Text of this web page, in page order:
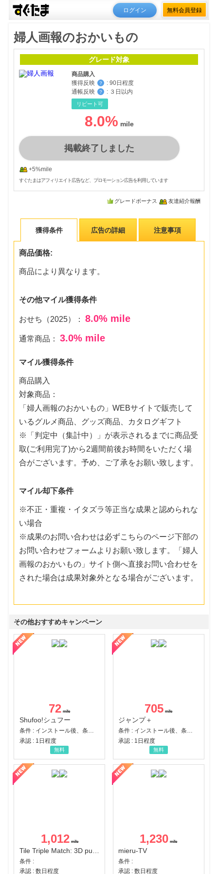
ログイン 無料会員登録
婦人画報のおかいもの
グレード対象
商品購入
獲得反映
？ : 90日程度
通帳反映
？ : ３日以内
リピート可
8.0%
掲載終了しました
+5%mile
すぐたまはアフィリエイト広告など、プロモーション広告を利用しています
グレードボーナス 友達紹介報酬
獲得条件 広告の詳細 注意事項
商品価格:
商品により異なります。
その他マイル獲得条件
おせち（2025）：8.0% mile
通常商品：3.0% mile
マイル獲得条件
商品購入
対象商品：
「婦人画報のおかいもの」WEBサイトで販売して
いるグルメ商品、グッズ商品、カタログギフト
※「判定中（集計中）」が表示されるまでに商品受
取(ご利用完了)から2週間前後お時間をいただく場
合がございます。予め、ご了承をお願い致します。
マイル却下条件
※不正・重複・イタズラ等正当な成果と認められな
い場合
※成果のお問い合わせは必ずこちらのページ下部の
お問い合わせフォームよりお願い致します。「婦人
画報のおかいもの」サイト側へ直接お問い合わせを
された場合は成果対象外となる場合がございます。
その他おすすめキャンペーン
72
Shufoo!シュフー
条件 : インストール後、条件達成
承認 : 1日程度
無料
705
ジャンプ＋
条件 : インストール後、条件達成
承認 : 1日程度
無料
1,012
条件 :
承認 : 数日程度
1,230
mieru-TV
条件 :
承認 : 数日程度